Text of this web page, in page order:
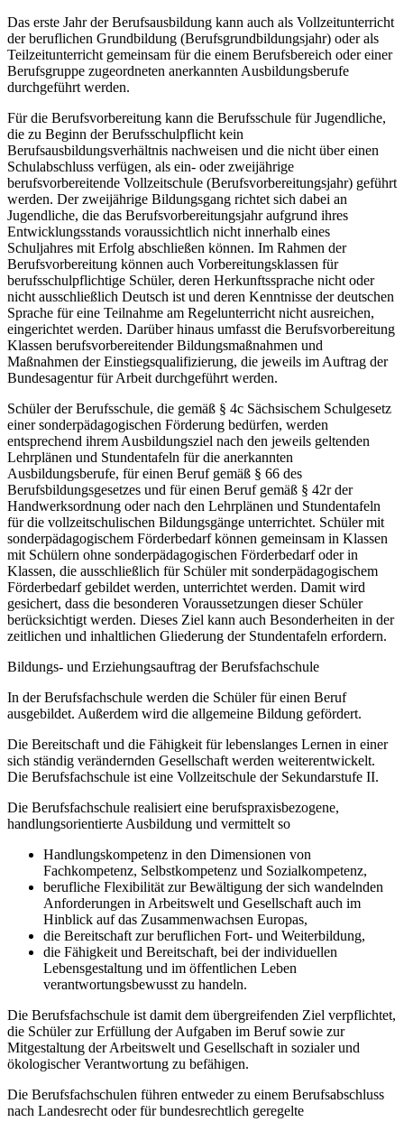
Das erste Jahr der Berufsausbildung kann auch als Vollzeitunterricht
der beruflichen Grundbildung (Berufsgrundbildungsjahr) oder als
Teilzeitunterricht gemeinsam für die einem Berufsbereich oder einer
Berufsgruppe zugeordneten anerkannten Ausbildungsberufe
durchgeführt werden.
Für die Berufsvorbereitung kann die Berufsschule für Jugendliche,
die zu Beginn der Berufsschulpflicht kein
Berufsausbildungsverhältnis nachweisen und die nicht über einen
Schulabschluss verfügen, als ein- oder zweijährige
berufsvorbereitende Vollzeitschule (Berufsvorbereitungsjahr) geführt
werden. Der zweijährige Bildungsgang richtet sich dabei an
Jugendliche, die das Berufsvorbereitungsjahr aufgrund ihres
Entwicklungsstands voraussichtlich nicht innerhalb eines
Schuljahres mit Erfolg abschließen können. Im Rahmen der
Berufsvorbereitung können auch Vorbereitungsklassen für
berufsschulpflichtige Schüler, deren Herkunftssprache nicht oder
nicht ausschließlich Deutsch ist und deren Kenntnisse der deutschen
Sprache für eine Teilnahme am Regelunterricht nicht ausreichen,
eingerichtet werden. Darüber hinaus umfasst die Berufsvorbereitung
Klassen berufsvorbereitender Bildungsmaßnahmen und
Maßnahmen der Einstiegsqualifizierung, die jeweils im Auftrag der
Bundesagentur für Arbeit durchgeführt werden.
Schüler der Berufsschule, die gemäß § 4c Sächsischem Schulgesetz
einer sonderpädagogischen Förderung bedürfen, werden
entsprechend ihrem Ausbildungsziel nach den jeweils geltenden
Lehrplänen und Stundentafeln für die anerkannten
Ausbildungsberufe, für einen Beruf gemäß § 66 des
Berufsbildungsgesetzes und für einen Beruf gemäß § 42r der
Handwerksordnung oder nach den Lehrplänen und Stundentafeln
für die vollzeitschulischen Bildungsgänge unterrichtet. Schüler mit
sonderpädagogischem Förderbedarf können gemeinsam in Klassen
mit Schülern ohne sonderpädagogischen Förderbedarf oder in
Klassen, die ausschließlich für Schüler mit sonderpädagogischem
Förderbedarf gebildet werden, unterrichtet werden. Damit wird
gesichert, dass die besonderen Voraussetzungen dieser Schüler
berücksichtigt werden. Dieses Ziel kann auch Besonderheiten in der
zeitlichen und inhaltlichen Gliederung der Stundentafeln erfordern.
Bildungs- und Erziehungsauftrag der Berufsfachschule
In der Berufsfachschule werden die Schüler für einen Beruf
ausgebildet. Außerdem wird die allgemeine Bildung gefördert.
Die Bereitschaft und die Fähigkeit für lebenslanges Lernen in einer
sich ständig verändernden Gesellschaft werden weiterentwickelt.
Die Berufsfachschule ist eine Vollzeitschule der Sekundarstufe II.
Die Berufsfachschule realisiert eine berufspraxisbezogene,
handlungsorientierte Ausbildung und vermittelt so
Handlungskompetenz in den Dimensionen von
Fachkompetenz, Selbstkompetenz und Sozialkompetenz,
berufliche Flexibilität zur Bewältigung der sich wandelnden
Anforderungen in Arbeitswelt und Gesellschaft auch im
Hinblick auf das Zusammenwachsen Europas,
die Bereitschaft zur beruflichen Fort- und Weiterbildung,
die Fähigkeit und Bereitschaft, bei der individuellen
Lebensgestaltung und im öffentlichen Leben
verantwortungsbewusst zu handeln.
Die Berufsfachschule ist damit dem übergreifenden Ziel verpflichtet,
die Schüler zur Erfüllung der Aufgaben im Beruf sowie zur
Mitgestaltung der Arbeitswelt und Gesellschaft in sozialer und
ökologischer Verantwortung zu befähigen.
Die Berufsfachschulen führen entweder zu einem Berufsabschluss
nach Landesrecht oder für bundesrechtlich geregelte